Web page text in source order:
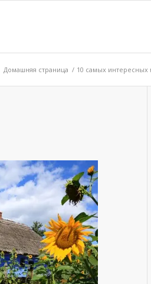
Домашняя страница / 10 самых интересных